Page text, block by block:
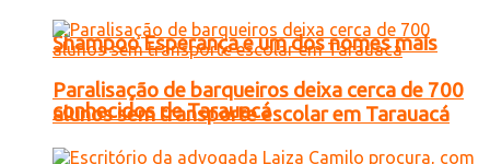
Shampoo Esperança e um dos nomes mais
conhecidos de Tarauacá
Paralisação de barqueiros deixa cerca de 700
alunos sem transporte escolar em Tarauacá